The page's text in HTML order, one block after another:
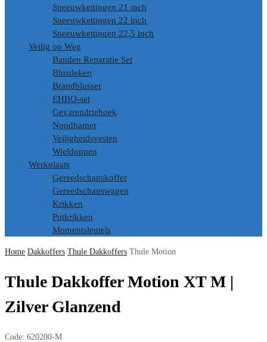
Sneeuwkettingen 21 inch
Sneeuwkettingen 22 inch
Sneeuwkettingen 22,5 inch
Veilig op Weg
Banden Reparatie Set
Blusdeken
Brandblusser
EHBO-set
Gevarendriehoek
Noodhamer
Veiligheidsvesten
Wieldoppen
Werkplaats
Gereedschapskoffer
Gereedschapswagen
Krikken
Potkrikken
Momentsleutels
Home Dakkoffers Thule Dakkoffers Thule Motion
Thule Dakkoffer Motion XT M |
Zilver Glanzend
Code: 620200-M